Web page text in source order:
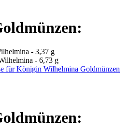
- 3,37 g
- 6,73 g
für Königin Wilhelmina Goldmünzen